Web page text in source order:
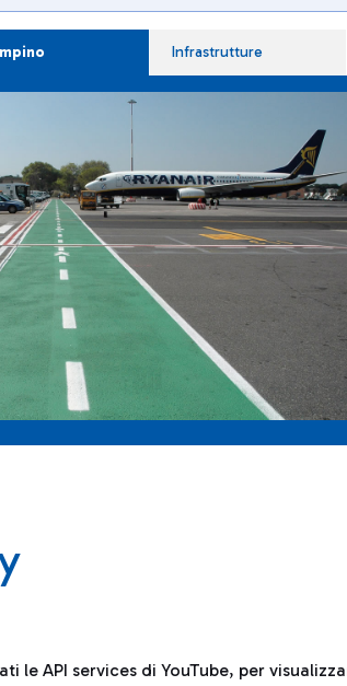
Infrastrutture
le API services di YouTube, per